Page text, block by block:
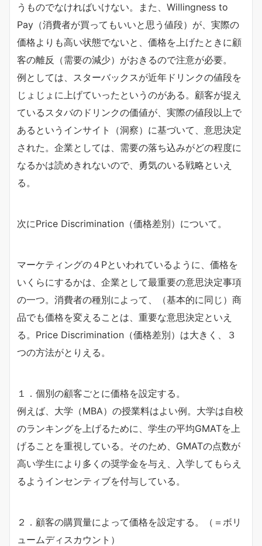
うものでなければいけない。また、Willingness to
Pay（消費者が買ってもいいと思う値段）が、実際の
価格よりも高い状態でないと、価格を上げたときに顧
客の離反（需要の減少）がおきるので注意が必要。
例としては、スターバックスが近年ドリンクの値段を
じょじょに上げていったというのがある。顧客が捉え
ているスタバのドリンクの価値が、実際の値段以上で
あるというインサイト（洞察）に基づいて、意思決定
された。企業としては、需要の落ち込みがどの程度に
なるかは読めきれないので、勇気のいる戦略といえ
る。
次にPrice Discrimination（価格差別）について。
マーケティングの４Pといわれているように、価格を
いくらにするかは、企業として最重要の意思決定事項
の一つ。消費者の種別によって、（基本的に同じ）商
品でも価格を変えることは、重要な意思決定といえ
る。Price Discrimination（価格差別）は大きく、３
つの方法がとりえる。
１．個別の顧客ごとに価格を設定する。
例えば、大学（MBA）の授業料はよい例。大学は自校
のランキングを上げるために、学生の平均GMATを上
げることを重視している。そのため、GMATの点数が
高い学生により多くの奨学金を与え、入学してもらえ
るようインセンティブを付与している。
２．顧客の購買量によって価格を設定する。（＝ボリ
ュームディスカウント）